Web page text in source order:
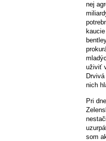
nej
uživiť
nich
Pri
som